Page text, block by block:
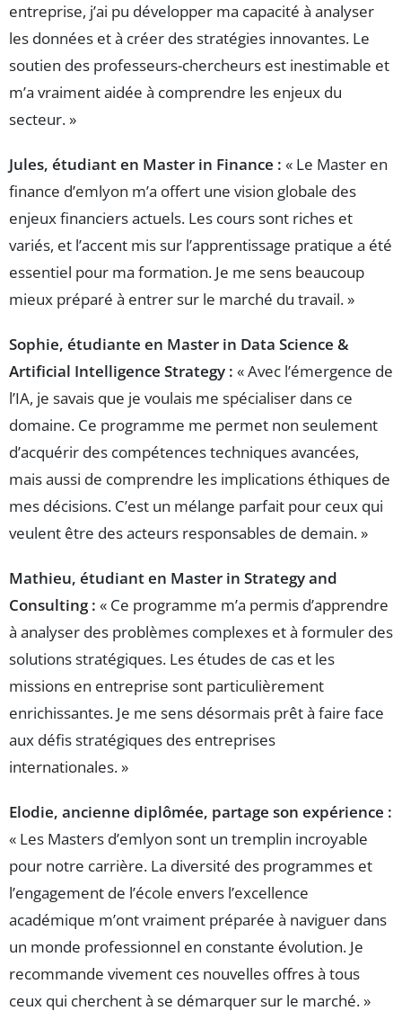
entreprise, j’ai pu développer ma capacité à analyser
les données et à créer des stratégies innovantes. Le
soutien des professeurs-chercheurs est inestimable et
m’a vraiment aidée à comprendre les enjeux du
secteur. »
Jules, étudiant en Master in Finance : « Le Master en
finance d’emlyon m’a offert une vision globale des
enjeux financiers actuels. Les cours sont riches et
variés, et l’accent mis sur l’apprentissage pratique a été
essentiel pour ma formation. Je me sens beaucoup
mieux préparé à entrer sur le marché du travail. »
Sophie, étudiante en Master in Data Science &
Artificial Intelligence Strategy : « Avec l’émergence de
l’IA, je savais que je voulais me spécialiser dans ce
domaine. Ce programme me permet non seulement
d’acquérir des compétences techniques avancées,
mais aussi de comprendre les implications éthiques de
mes décisions. C’est un mélange parfait pour ceux qui
veulent être des acteurs responsables de demain. »
Mathieu, étudiant en Master in Strategy and
Consulting : « Ce programme m’a permis d’apprendre
à analyser des problèmes complexes et à formuler des
solutions stratégiques. Les études de cas et les
missions en entreprise sont particulièrement
enrichissantes. Je me sens désormais prêt à faire face
aux défis stratégiques des entreprises
internationales. »
Elodie, ancienne diplômée, partage son expérience :
« Les Masters d’emlyon sont un tremplin incroyable
pour notre carrière. La diversité des programmes et
l’engagement de l’école envers l’excellence
académique m’ont vraiment préparée à naviguer dans
un monde professionnel en constante évolution. Je
recommande vivement ces nouvelles offres à tous
ceux qui cherchent à se démarquer sur le marché. »